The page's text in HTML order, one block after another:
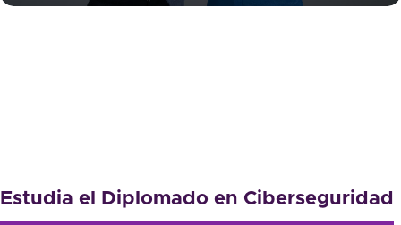
Estudia el Diplomado en Ciberseguridad